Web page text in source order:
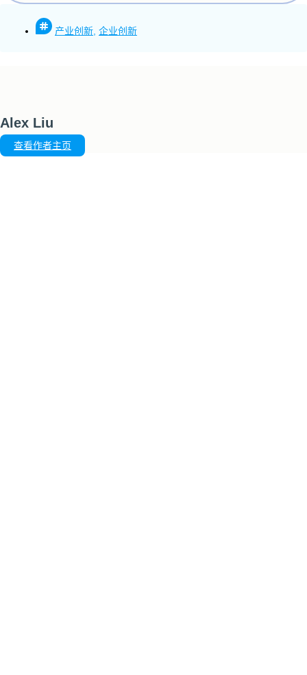
产业创新 企业创新
Alex Liu
查看作者主页